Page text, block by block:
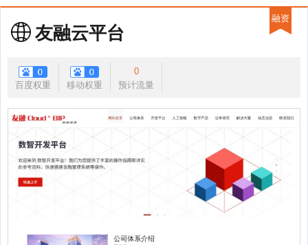
友融云平台
百度权重 移动权重
0
预计流量
融资